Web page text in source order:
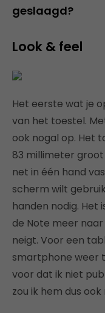
geslaagd?
Look & feel
Het eerste wat je
van het toestel.
ook nogal op. Het
83 millimeter groot
net in één hand
scherm wilt
handen nodig. Het
de Note meer
neigt. Voor een
smartphone weer
voor dat ik niet
zou ik hem dus